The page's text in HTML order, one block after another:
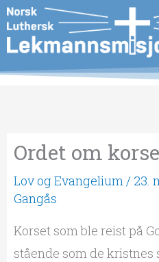
Hopp
rett
til
innholdet
Ordet om
Lov og Evangelium / 23.
Gangås
Korset som ble reist på
stående som de kristnes